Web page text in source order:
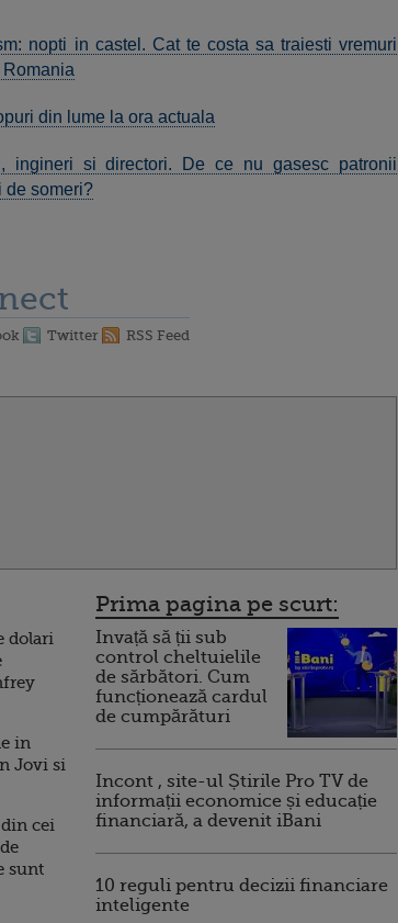
nopti in castel. Cat te costa sa traiesti vremuri
din lume la ora actuala
ingineri si directori. De ce nu gasesc patronii
de someri?
Twitter RSS Feed
dolari
in
Jovi si
din cei
sunt
Prima pagina pe scurt:
Invață să ții sub
control cheltuielile
de sărbători. Cum
funcționează cardul
de cumpărături
Incont , site-ul Știrile Pro TV de
informații economice și educație
financiară, a devenit iBani
10 reguli pentru decizii financiare
inteligente